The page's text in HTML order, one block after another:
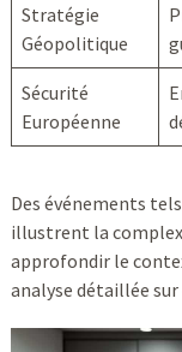
Stratégie
Géopolitique
Sécurité
Européenne
Des événements
illustrent la
approfondir le
analyse détaillée sur